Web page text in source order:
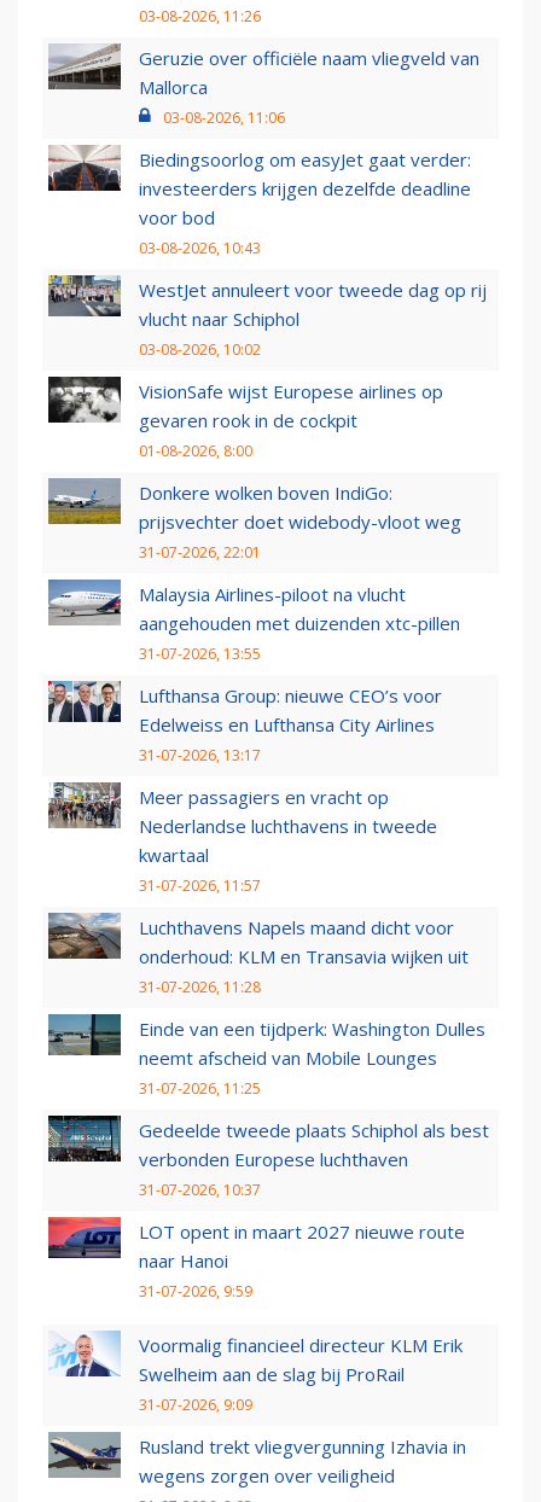
03-08-2026, 11:26
Geruzie over officiële naam vliegveld van
Mallorca
03-08-2026, 11:06
Biedingsoorlog om easyJet gaat verder:
investeerders krijgen dezelfde deadline
voor bod
03-08-2026, 10:43
WestJet annuleert voor tweede dag op rij
vlucht naar Schiphol
03-08-2026, 10:02
VisionSafe wijst Europese airlines op
gevaren rook in de cockpit
01-08-2026, 8:00
Donkere wolken boven IndiGo:
prijsvechter doet widebody-vloot weg
31-07-2026, 22:01
Malaysia Airlines-piloot na vlucht
aangehouden met duizenden xtc-pillen
31-07-2026, 13:55
Lufthansa Group: nieuwe CEO’s voor
Edelweiss en Lufthansa City Airlines
31-07-2026, 13:17
Meer passagiers en vracht op
Nederlandse luchthavens in tweede
kwartaal
31-07-2026, 11:57
Luchthavens Napels maand dicht voor
onderhoud: KLM en Transavia wijken uit
31-07-2026, 11:28
Einde van een tijdperk: Washington Dulles
neemt afscheid van Mobile Lounges
31-07-2026, 11:25
Gedeelde tweede plaats Schiphol als best
verbonden Europese luchthaven
31-07-2026, 10:37
LOT opent in maart 2027 nieuwe route
naar Hanoi
31-07-2026, 9:59
Voormalig financieel directeur KLM Erik
Swelheim aan de slag bij ProRail
31-07-2026, 9:09
Rusland trekt vliegvergunning Izhavia in
wegens zorgen over veiligheid